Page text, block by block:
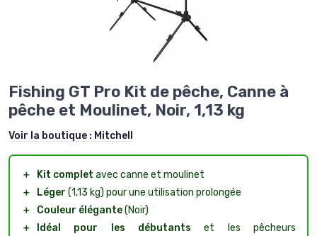
Fishing GT Pro Kit de pêche, Canne à
pêche et Moulinet, Noir, 1,13 kg
Voir la boutique : Mitchell
＋ Kit complet avec canne et moulinet
＋
Léger (1,13 kg) pour une utilisation prolongée
＋
Couleur élégante(Noir)
＋
Idéal pour les débutants et les pêcheurs